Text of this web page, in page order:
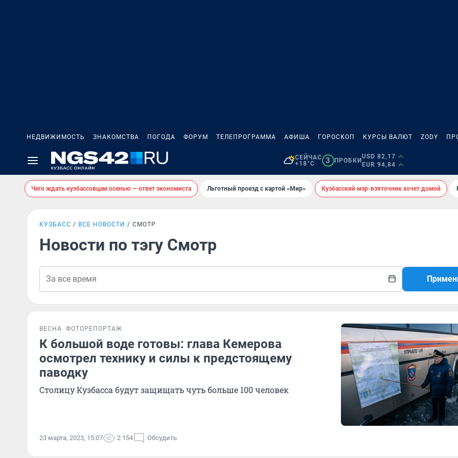
НЕДВИЖИМОСТЬ ЗНАКОМСТВА ПОГОДА ФОРУМ ТЕЛЕПРОГРАММА АФИША ГОРОСКОП КУРСЫ ВАЛЮТ ZODY
СЕЙЧАС
+18°C
3 ПРОБКИ
USD 82,17
EUR 94,84
Чего ждать кузбассовцам осенью — ответ экономиста Льготный проезд с картой «Мир» Кузбасский мэр-взяточник хочет домой
КУЗБАСС ВСЕ НОВОСТИ СМОТР
Новости по тэгу Смотр
ВЕСНА ФОТОРЕПОРТАЖ
К большой воде готовы: глава Кемерова
осмотрел технику и силы к предстоящему
паводку
Столицу Кузбасса будут защищать чуть больше 100 человек
23 марта, 2023, 15:07 2 154 Обсудить